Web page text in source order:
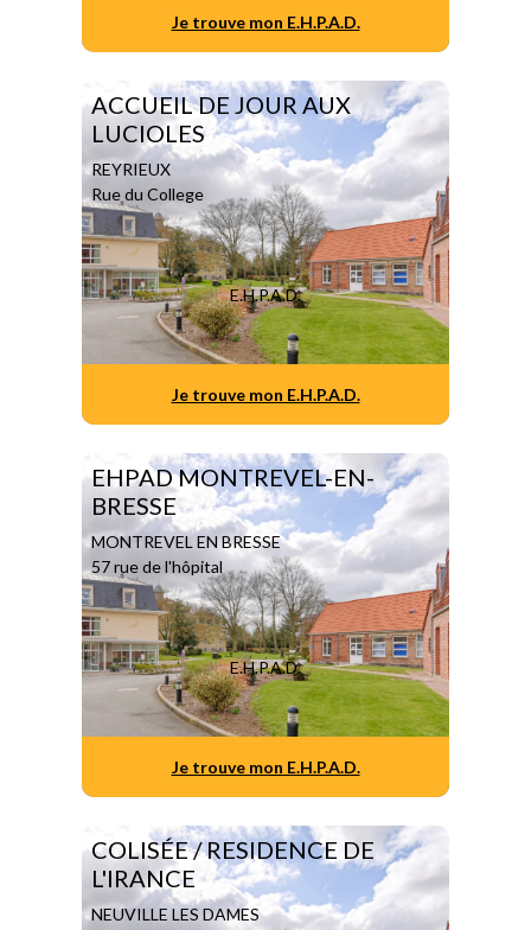
Je trouve mon E.H.P.A.D.
ACCUEIL DE JOUR AUX
LUCIOLES
REYRIEUX
Rue du College
E.H.P.A.D.
Je trouve mon E.H.P.A.D.
EHPAD MONTREVEL-EN-
BRESSE
MONTREVEL EN BRESSE
57 rue de l'hôpital
E.H.P.A.D.
Je trouve mon E.H.P.A.D.
COLISÉE / RESIDENCE DE
L'IRANCE
NEUVILLE LES DAMES